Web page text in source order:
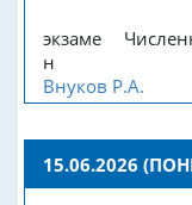
экзаме
н
Внуков Р.А.
15.06.2026